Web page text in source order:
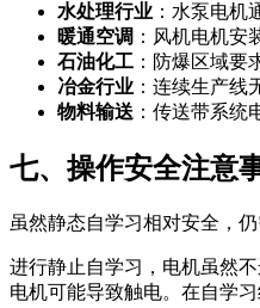
水处理行业 ：水泵电机
暖通空调 ：风机电机安
石油化工 ：防爆区域要
冶金行业 ：连续生产线
物料输送 ：传送带系统
七、操作安全注意
虽然静态自学习相对安全，仍
进行静止自学习，电机虽然
电机可能导致触电。在自学